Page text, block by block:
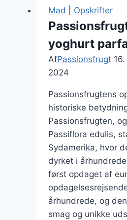
Mad Opskrifter
yoghurt
AfPassionsfrugt
2024
Passionsfrugtens
historiske
Passionsfrugten,
Passiflora edulis,
Sydamerika, hvor
dyrket i
først opdaget af
århundrede, og
smag og unikke